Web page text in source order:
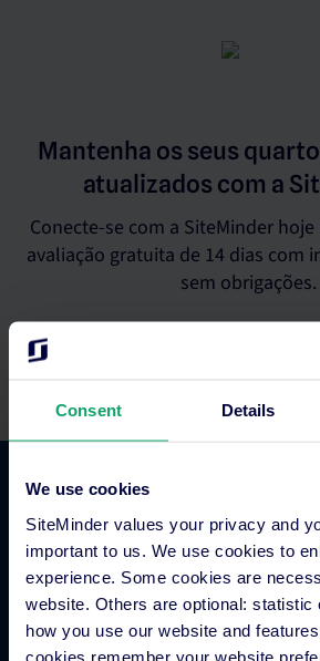
Consent Details
We use cookies
SiteMinder values your privacy and
important to us. We use cookies to
experience. Some cookies are
website. Others are optional: statistic
how you use our website and
cookies remember your website
Mantenha os seus
atualizados com a
Conecte-se com a SiteMinder
avaliação gratuita de 14 dias com
sem obrigações.
Gestor de canais para
Sistema de reservas
Inteligência empresarial